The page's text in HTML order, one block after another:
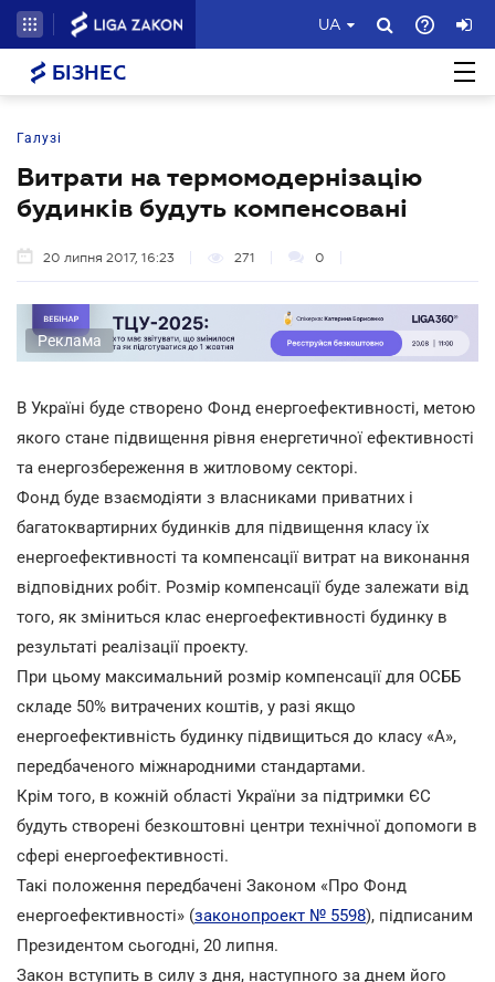
UA
БІЗНЕС
Галузі
Витрати на термомодернізацію
будинків будуть компенсовані
20 липня 2017, 16:23 271 0
Реклама
В Україні буде створено Фонд енергоефективності, метою
якого стане підвищення рівня енергетичної ефективності
та енергозбереження в житловому секторі.
Фонд буде взаємодіяти з власниками приватних і
багатоквартирних будинків для підвищення класу їх
енергоефективності та компенсації витрат на виконання
відповідних робіт. Розмір компенсації буде залежати від
того, як зміниться клас енергоефективності будинку в
результаті реалізації проекту.
При цьому максимальний розмір компенсації для ОСББ
складе 50% витрачених коштів, у разі якщо
енергоефективність будинку підвищиться до класу «А»,
передбаченого міжнародними стандартами.
Крім того, в кожній області України за підтримки ЄС
будуть створені безкоштовні центри технічної допомоги в
сфері енергоефективності.
Такі положення передбачені Законом «Про Фонд
енергоефективності» (законопроект № 5598), підписаним
Президентом сьогодні, 20 липня.
Закон вступить в силу з дня, наступного за днем його